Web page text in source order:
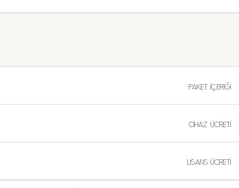
PAKET İÇERİĞİ
CİHAZ ÜCRETİ
LİSANS ÜCRETİ